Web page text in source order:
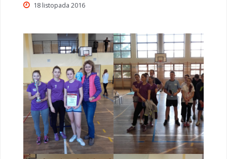
18 listopada 2016